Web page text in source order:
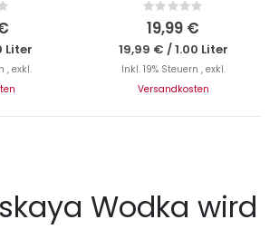
Liter
, exkl.
Rating:
0%
19,99 €
19,99 € /1.00 Liter
Inkl. 19% Steuern , exkl.
Versandkosten
Wodka wird